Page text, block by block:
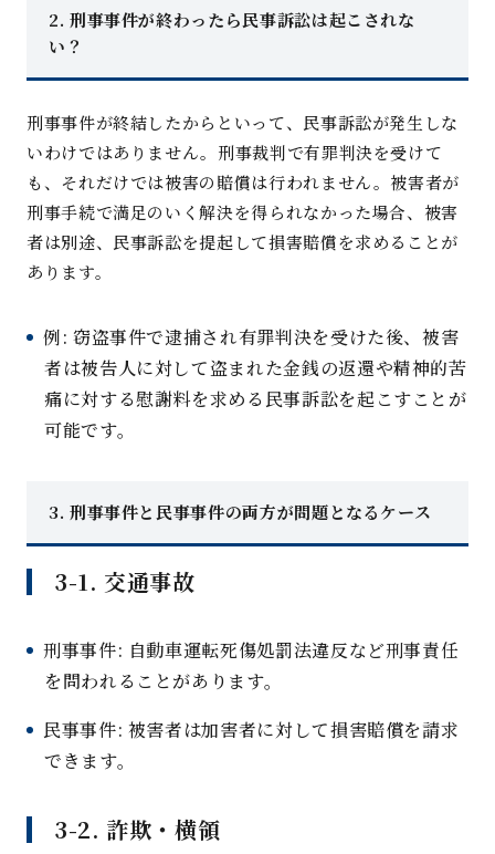
2. 刑事事件が終わったら民事訴訟は起こされな
い ？
刑事事件が終結したからといって、民事訴訟が発生しな
いわけではありません。刑事裁判で有罪判決を受けて
も、それだけでは被害の賠償は行われません。被害者が
刑事手続で満足のいく解決を得られなかった場合、被害
者は別途、民事訴訟を提起して損害賠償を求めることが
あります。
例: 窃盗事件で逮捕され有罪判決を受けた後、被害
者は被告人に対して盗まれた金銭の返還や精神的苦
痛に対する慰謝料を求める民事訴訟を起こすことが
可能です。
3. 刑事事件と民事事件の両方が問題となるケース
3-1. 交通事故
刑事事件: 自動車運転死傷処罰法違反など刑事責任
を問われることがあります。
民事事件: 被害者は加害者に対して損害賠償を請求
できます。
3-2. 詐欺・横領